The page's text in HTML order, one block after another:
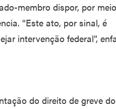
membro dispor, por
“Este ato, por sinal, é
intervenção federal”,
do direito de greve do